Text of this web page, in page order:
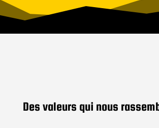
Des valeurs qui nous